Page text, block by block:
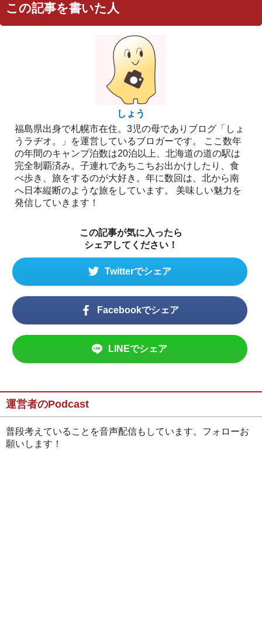
この記事を書いた人
しょう
福島県出身で札幌市在住。3児の母でありブログ「しょ
うラヂオ。」を運営しているブロガーです。 ここ数年
の年間のキャンプ泊数は20泊以上、北海道の道の駅は
完全制覇済み。子連れであちこちお出かけしたり、食
べ歩き、旅をするのが大好き。年に数回は、北から南
へ日本縦断のような旅をしています。 美味しい魅力を
発信していきます！
この記事が気に入ったら
シェアしてください！
Twitterでシェア
Facebookでシェア
LINEでシェア
運営者のPodcast
普段考えていることを音声配信もしています。フォローお
願いします！